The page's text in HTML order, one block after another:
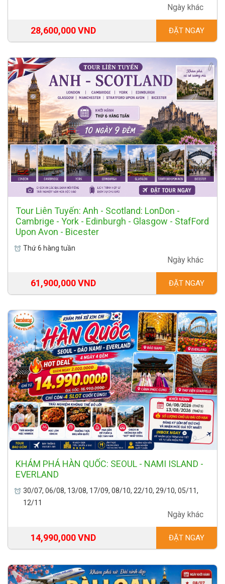
Ngày khác
28,600,000 VND ĐẶT NGAY
Tour Liên Tuyến: Anh - Scotland: LonDon -
Cambrige - York - Edinburgh - Glasgow - StafFord
Upon Avon - Bicester
Thứ 6 hàng tuần
Ngày khác
61,900,000 VND ĐẶT NGAY
KHÁM PHÁ HÀN QUỐC: SEOUL - NAMI ISLAND -
EVERLAND
30/07, 06/08, 13/08, 17/09, 08/10, 22/10, 29/10, 05/11,
12/11
Ngày khác
14,990,000 VND ĐẶT NGAY